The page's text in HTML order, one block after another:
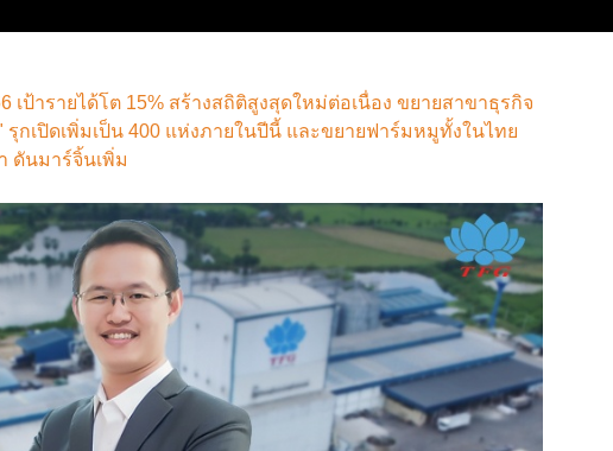
เป้ารายได้โต 15% สร้างสถิติสูงสุดใหม่ต่อเนื่อง ขยายสาขาธุรกิจ
กเปิดเพิ่มเป็น 400 แห่งภายในปีนี้ และขยายฟาร์มหมูทั้งในไทย
ดันมาร์จิ้นเพิ่ม